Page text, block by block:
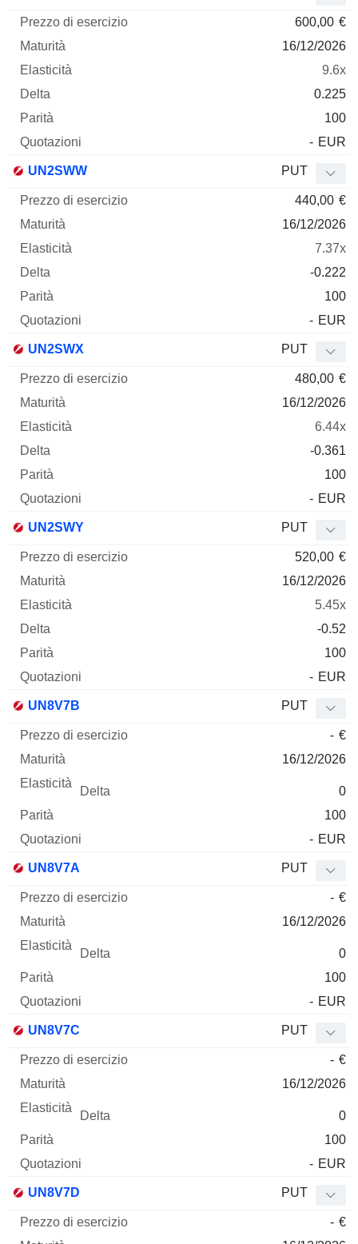
600,00 €
16/12/2026
9.6x
0.225
100
- EUR
UN2SWW PUT
440,00 €
16/12/2026
7.37x
-0.222
100
- EUR
UN2SWX PUT
480,00 €
16/12/2026
6.44x
-0.361
100
- EUR
UN2SWY PUT
520,00 €
16/12/2026
5.45x
-0.52
100
- EUR
UN8V7B PUT
- €
16/12/2026
0
100
- EUR
UN8V7A PUT
- €
16/12/2026
0
100
- EUR
UN8V7C PUT
- €
16/12/2026
0
100
- EUR
UN8V7D PUT
- €